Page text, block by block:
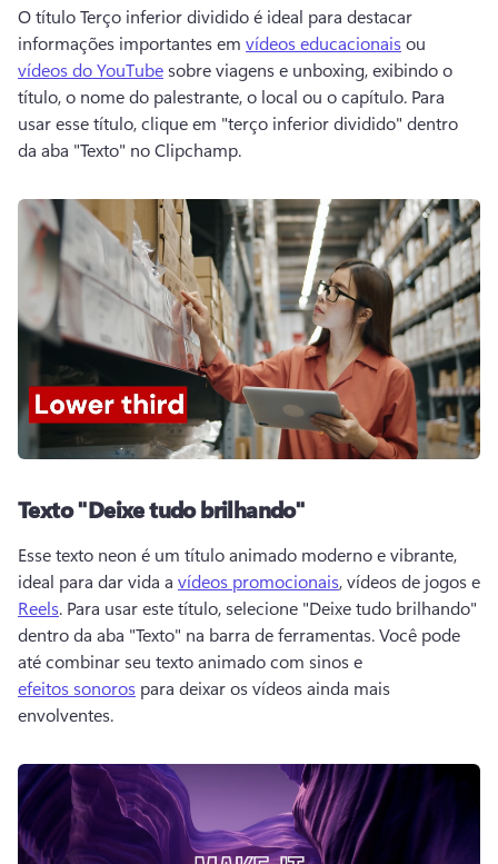
O título Terço inferior dividido é ideal para destacar
informações importantes em vídeos educacionais ou
vídeos do YouTube sobre viagens e unboxing, exibindo o
título, o nome do palestrante, o local ou o capítulo. Para
usar esse título, clique em "terço inferior dividido" dentro
da aba "Texto" no Clipchamp.
Texto "Deixe tudo brilhando"
Esse texto neon é um título animado moderno e vibrante,
ideal para dar vida a vídeos promocionais
Reels. Para usar este título, selecione "Deixe tudo brilhando"
dentro da aba "Texto" na barra de ferramentas. Você pode
até combinar seu texto animado com sinos e
efeitos sonoros para deixar os vídeos ainda mais
envolventes.